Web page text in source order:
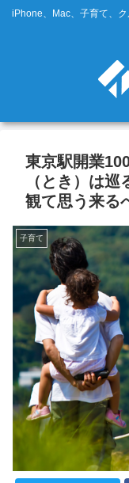
iPhone、Mac、子育て、
東京駅開業
（とき）は
観て思う来る
子育て